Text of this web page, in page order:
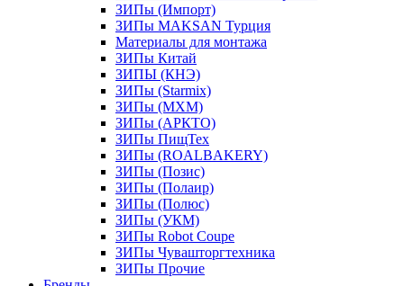
ЗИПы (Импорт)
ЗИПы MAKSAN Турция
Материалы для монтажа
ЗИПы Китай
ЗИПЫ (КНЭ)
ЗИПы (Starmix)
ЗИПы (МХМ)
ЗИПы (АРКТО)
ЗИПы ПищТех
ЗИПы (ROALBAKERY)
ЗИПы (Позис)
ЗИПы (Полаир)
ЗИПы (Полюс)
ЗИПы (УКМ)
ЗИПы Robot Coupe
ЗИПы Чувашторгтехника
ЗИПы Прочие